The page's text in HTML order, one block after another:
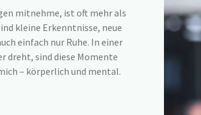
mitnehme, ist oft mehr als
kleine Erkenntnisse, neue
einfach nur Ruhe. In einer
dreht, sind diese Momente
– körperlich und mental.